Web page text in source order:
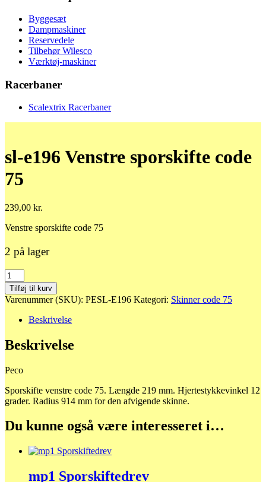
Byggesæt
Dampmaskiner
Reservedele
Tilbehør Wilesco
Værktøj-maskiner
Racerbaner
Scalextrix Racerbaner
sl-e196 Venstre sporskifte code
75
239,00 kr.
Venstre sporskifte code 75
2 på lager
sl-
e196
Venstre
sporskifte
code
antal
Tilføj til kurv
Varenummer (SKU): PESL-E196 Kategori: Skinner code 75
Beskrivelse
Beskrivelse
Peco
Sporskifte venstre code 75. Længde 219 mm. Hjertestykkevinkel 12
grader. Radius 914 mm for den afvigende skinne.
Du kunne også være interesseret i…
mp1 Sporskiftedrev